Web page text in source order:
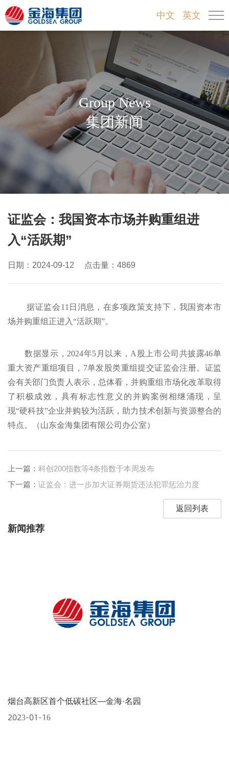
英文
中文
Group News
集团新闻
证监会：我国资本市场并购重组进
入“活跃期”
日期：2024-09-12 点击量： 4869
据证监会11日消息，在多项政策支持下，我国资本市
场并购重组正进入“活跃期”。
数据显示，2024年5月以来，A股上市公司共披露46单
重大资产重组项目，7单发股类重组提交证监会注册。证监
会有关部门负责人表示，总体看，并购重组市场化改革取得
了积极成效，具有标志性意义的并购案例相继涌现，呈
现“硬科技”企业并购较为活跃，助力技术创新与资源整合的
特点。（山东金海集团有限公司办公室）
上一篇： 科创200指数等4条指数于本周发布
下一篇： 证监会：进一步加大证券期货违法犯罪惩治力度
返回列表
新闻推荐
烟台高新区首个低碳社区—金海·名园
2023-01-16